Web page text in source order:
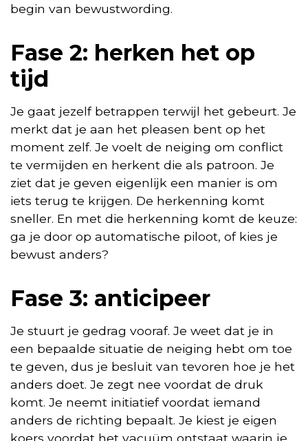
begin van bewustwording.
Fase 2: herken het op
tijd
Je gaat jezelf betrappen terwijl het gebeurt. Je
merkt dat je aan het pleasen bent op het
moment zelf. Je voelt de neiging om conflict
te vermijden en herkent die als patroon. Je
ziet dat je geven eigenlijk een manier is om
iets terug te krijgen. De herkenning komt
sneller. En met die herkenning komt de keuze:
ga je door op automatische piloot, of kies je
bewust anders?
Fase 3: anticipeer
Je stuurt je gedrag vooraf. Je weet dat je in
een bepaalde situatie de neiging hebt om toe
te geven, dus je besluit van tevoren hoe je het
anders doet. Je zegt nee voordat de druk
komt. Je neemt initiatief voordat iemand
anders de richting bepaalt. Je kiest je eigen
koers voordat het vacuüm ontstaat waarin je